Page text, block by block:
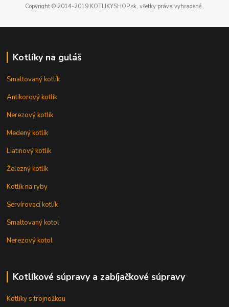
Copyright © 2014-2019 KOTLIKYSHOP.sk, všetky práva vyhradené..
Kotlíky na guláš
Smaltovaný kotlík
Antikorový kotlík
Nerezový kotlík
Medený kotlík
Liatinový kotlík
Železný kotlík
Kotlík na ryby
Servírovací kotlík
Smaltovaný kotol
Nerezový kotol
Kotlíkové súpravy a zabíjačkové súpravy
Kotlíky s trojnožkou